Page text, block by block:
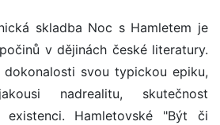
skladba Noc s Hamletem je
v dějinách české literatury.
svou typickou epiku,
nadrealitu, skutečnost
existenci. Hamletovské "Být či